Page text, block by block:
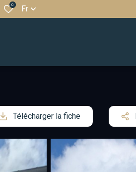
0 Fr
Télécharger la fiche